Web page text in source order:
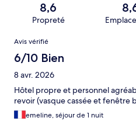
8,6
Propreté
Avis
Avis vérifié
6/10 Bien
8 avr. 2026
Hôtel propre et personnel
revoir (vasque cassée et fenêtre
emeline, séjour de 1 nuit